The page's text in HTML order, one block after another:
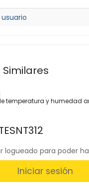
temperatura y humedad
logueado para poder
Iniciar sesión